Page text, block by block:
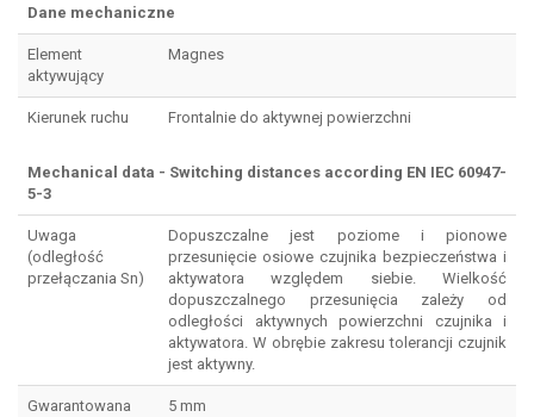
Dane mechaniczne
Element
aktywujący
Magnes
Kierunek ruchu Frontalnie do aktywnej powierzchni
Mechanical data - Switching distances according EN IEC 60947-
5-3
Uwaga
(odległość
przełączania Sn)
Dopuszczalne jest poziome i pionowe
przesunięcie osiowe czujnika bezpieczeństwa i
aktywatora względem siebie. Wielkość
dopuszczalnego przesunięcia zależy od
odległości aktywnych powierzchni czujnika i
aktywatora. W obrębie zakresu tolerancji czujnik
jest aktywny.
Gwarantowana
5 mm